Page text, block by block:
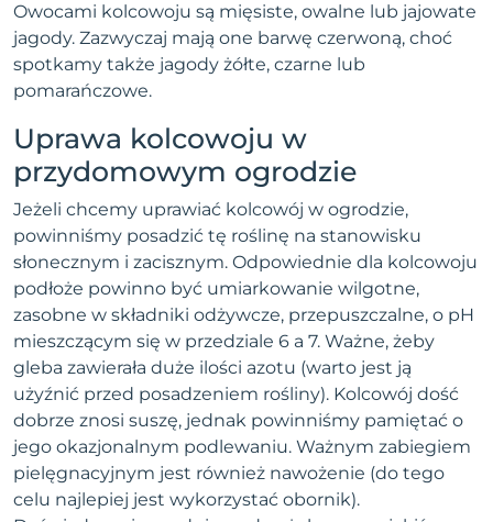
Owocami kolcowoju są mięsiste, owalne lub jajowate
jagody. Zazwyczaj mają one barwę czerwoną, choć
spotkamy także jagody żółte, czarne lub
pomarańczowe.
Uprawa kolcowoju w
przydomowym ogrodzie
Jeżeli chcemy uprawiać kolcowój w ogrodzie,
powinniśmy posadzić tę roślinę na stanowisku
słonecznym i zacisznym. Odpowiednie dla kolcowoju
podłoże powinno być umiarkowanie wilgotne,
zasobne w składniki odżywcze, przepuszczalne, o pH
mieszczącym się w przedziale 6 a 7. Ważne, żeby
gleba zawierała duże ilości azotu (warto jest ją
użyźnić przed posadzeniem rośliny). Kolcowój dość
dobrze znosi suszę, jednak powinniśmy pamiętać o
jego okazjonalnym podlewaniu. Ważnym zabiegiem
pielęgnacyjnym jest również nawożenie (do tego
celu najlepiej jest wykorzystać obornik).